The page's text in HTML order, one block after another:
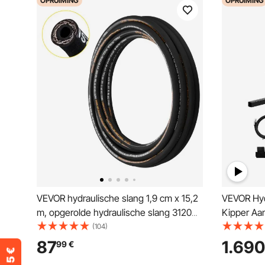
VEVOR hydraulische slang 1,9 cm x 15,2
m, opgerolde hydraulische slang 3120
PSI, rubberen hydraulische slang met 2
strengen van hoogwaardig staaldraad,
hydraulische slang op rol -20 ℃ tot 140
(104)
8799€
VEVOR
Kipper
Schaarlift
Kit met
Geschikt
1.690